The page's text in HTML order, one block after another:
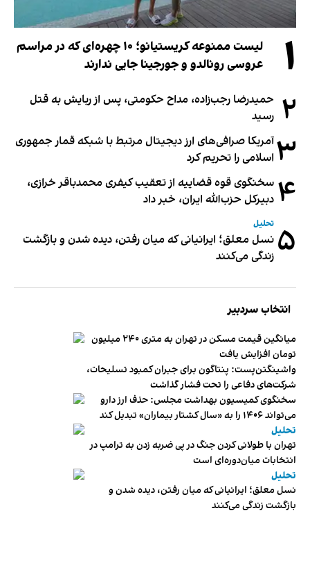
۱
لیست ممنوعه کریستیانو؛ ۱۰ چهره‌ای که در مراسم
عروسی رونالدو و جورجینا جایی ندارند
۲ حمیدرضا رجب‌زاده، مداح حکومتی، پس از ربایش به قتل
رسید
۳آمریکا صرافی‌های ارز دیجیتال مرتبط با شبکه قمار جمهوری
اسلامی را تحریم کرد
۴ سخنگوی قوه قضاییه از تعقیب کیفری محمدباقر خرازی،
دبیر‌کل حزب‌الله ایران، خبر داد
۵ تحلیل
نسل معلق؛ ایرانیانی که میان رفتن، دیده شدن و بازگشت
زندگی می‌کنند
انتخاب سردبیر
میانگین قیمت مسکن در تهران به متری ۲۴۰ میلیون
تومان افزایش یافت
واشینگتن‌پست: پنتاگون برای جبران کمبود تسلیحات،
شرکت‌های دفاعی را تحت فشار گذاشت
سخنگوی کمیسیون بهداشت مجلس: حذف ارز دارو
می‌تواند ۱۴۰۶ را به «سال کشتار بیماران» تبدیل کند
تحلیل
تهران با طولانی کردن جنگ در پی ضربه زدن به ترامپ در
انتخابات میان‌دوره‌ای است
تحلیل
نسل معلق؛ ایرانیانی که میان رفتن، دیده شدن و
بازگشت زندگی می‌کنند